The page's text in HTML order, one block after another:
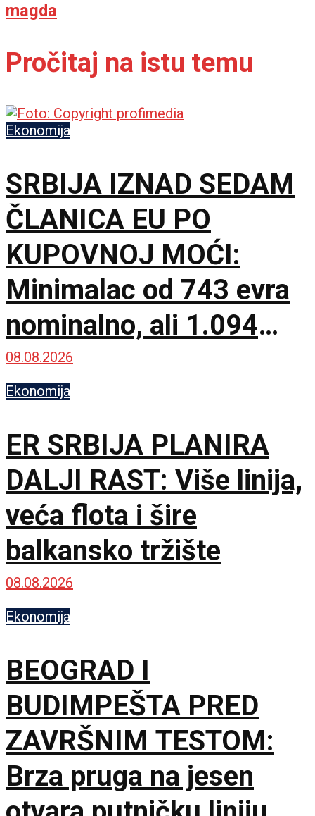
magda
Pročitaj na istu temu
Ekonomija
SRBIJA IZNAD SEDAM
ČLANICA EU PO
KUPOVNOJ MOĆI:
Minimalac od 743 evra
nominalno, ali 1.094
PPS prema najnovijim
podacima
08.08.2026
Ekonomija
ER SRBIJA PLANIRA
DALJI RAST: Više linija,
veća flota i šire
balkansko tržište
08.08.2026
Ekonomija
BEOGRAD I
BUDIMPEŠTA PRED
ZAVRŠNIM TESTOM:
Brza pruga na jesen